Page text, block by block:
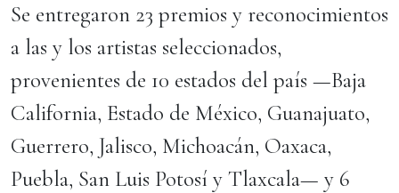
Se entregaron 23 premios y reconocimientos
a las y los artistas seleccionados,
provenientes de 10 estados del país —Baja
California, Estado de México, Guanajuato,
Guerrero, Jalisco, Michoacán, Oaxaca,
Puebla, San Luis Potosí y Tlaxcala— y 6